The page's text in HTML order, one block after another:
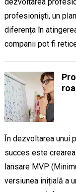
profesioniști, un
diferența în
companii pot fi
În dezvoltarea unui
succes este
lansare MVP
versiunea inițială a